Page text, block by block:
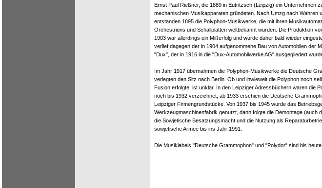
Ernst Paul Rießner, die 1889 in Eutritzsch (Leipzig) ein Unternehmen
mechanischen Musikapparaten gründeten. Nach Umzg nach Wahren
entstanden 1895 die Polyphon-Musikwerke, die mit ihren
Orchestrions und Schallplatten weltbekannt wurden. Die Produktion
1903 war allerdings ein Mißerfolg und wurde daher bald wieder
verlief dagegen der in 1904 aufgenommene Bau von Automobilen der
"Dux", der in 1916 in die "Dux-Automobilwerke AG" ausgegliedert
Im Jahr 1917 übernahmen die Polyphon-Musikwerke die Deutsche
verlegten den Sitz nach Berlin. Ob und inwieweit die Polyphon noch
Fusion erfolgte, ist unklar. In den Leipziger Adressbüchern waren die
noch bis 1932 verzeichnet, ab 1933 erschien die Deutsche
Leipziger Firmengrundstücke. Von 1937 bis 1945 wurde das
Werkzeugmaschinenfabrik genutzt, dann folgte die Demontage (auch
die Sowjetische Besatzungsmacht und die Nutzung als
sowjetische Armee bis ins Jahr 1991.
Die Musiklabels "Deutsche Grammophon" und "Polydor" sind bis heute